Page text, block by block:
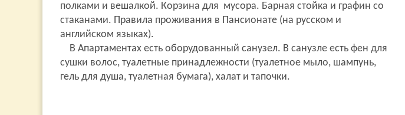
полками и вешалкой. Корзина для мусора. Барная стойка и графин со
стаканами. Правила проживания в Пансионате (на русском и
английском языках).
В Апартаментах есть оборудованный санузел. В санузле есть фен для
сушки волос, туалетные принадлежности (туалетное мыло, шампунь,
гель для душа, туалетная бумага), халат и тапочки.